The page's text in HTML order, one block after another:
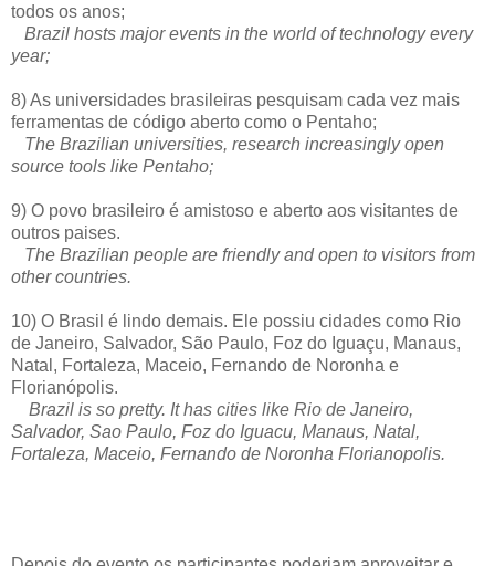
todos os anos;
Brazil hosts major events in the world of technology every
year;
8) As universidades brasileiras pesquisam cada vez mais
ferramentas de código aberto como o Pentaho;
The Brazilian universities, research increasingly open
source tools like Pentaho;
9) O povo brasileiro é amistoso e aberto aos visitantes de
outros paises.
The Brazilian people are friendly and open to visitors from
other countries.
10) O Brasil é lindo demais. Ele possiu cidades como Rio
de Janeiro, Salvador, São Paulo, Foz do Iguaçu, Manaus,
Natal, Fortaleza, Maceio, Fernando de Noronha e
Florianópolis.
Brazil is so pretty. It has cities like Rio de Janeiro,
Salvador, Sao Paulo, Foz do Iguacu, Manaus, Natal,
Fortaleza, Maceio, Fernando de Noronha Florianopolis.